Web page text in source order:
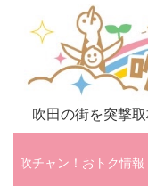
吹田の街を突撃
吹チャン！おトク情報